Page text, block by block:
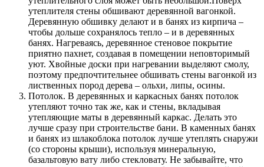
утеплителя стены обшивают деревянной вагонкой.
Деревянную обшивку делают и в банях из кирпича –
чтобы дольше сохранялось тепло – и в деревянных
банях. Нагреваясь, деревянное стеновое покрытие
приятно пахнет, создавая в помещении неповторимый
уют. Хвойные доски при нагревании выделяют смолу,
поэтому предпочтительнее обшивать стены вагонкой из
лиственных пород дерева – ольхи, липы, осины.
Потолок. В деревянных и каркасных банях потолок
утепляют точно так же, как и стены, вкладывая
утепляющие маты в деревянный каркас. Делать это
лучше сразу при строительстве бани. В каменных банях
и банях из шлакоблока потолок лучше утеплять снаружи
(со стороны крыши), используя минеральную,
базальтовую вату либо стекловату. Не забывайте, что